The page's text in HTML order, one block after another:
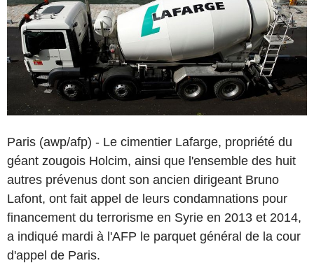
Paris (awp/afp) - Le cimentier Lafarge, propriété du
géant zougois Holcim, ainsi que l'ensemble des huit
autres prévenus dont son ancien dirigeant Bruno
Lafont, ont fait appel de leurs condamnations pour
financement du terrorisme en Syrie en 2013 et 2014,
a indiqué mardi à l'AFP le parquet général de la cour
d'appel de Paris.